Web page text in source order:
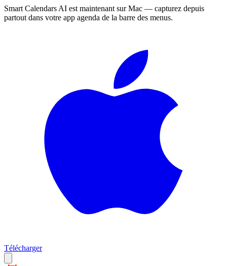
Smart Calendars AI est maintenant sur Mac — capturez depuis
partout dans votre app agenda de la barre des menus.
Télécharger